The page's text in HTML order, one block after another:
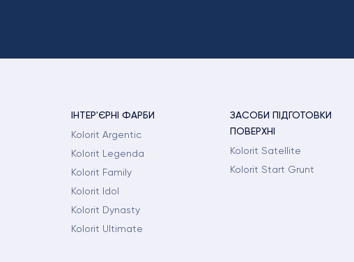
ІНТЕР'ЄРНІ ФАРБИ
Kolorit Argentic
Kolorit Legenda
Kolorit Family
Kolorit Idol
Kolorit Dynasty
Kolorit Ultimate
ЗАСОБИ ПІДГОТОВКИ
ПОВЕРХНІ
Kolorit Satellite
Kolorit Start Grunt